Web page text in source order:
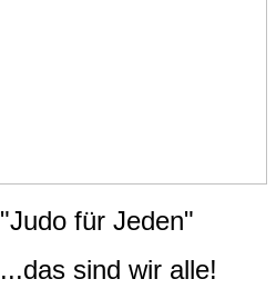
"Judo für Jeden"
...das sind wir alle!